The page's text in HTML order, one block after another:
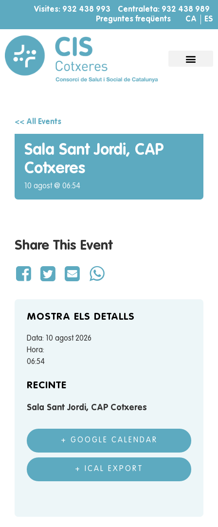
Visites: 932 438 993
Centraleta: 932 438 989
Preguntes freqüents
CA ES
<< All Events
Sala Sant Jordi, CAP
Cotxeres
10 agost @ 06:54
Share This Event
MOSTRA ELS DETALLS
Data:
10 agost 2026
Hora:
06:54
RECINTE
Sala Sant Jordi, CAP Cotxeres
+ GOOGLE CALENDAR
+ ICAL EXPORT